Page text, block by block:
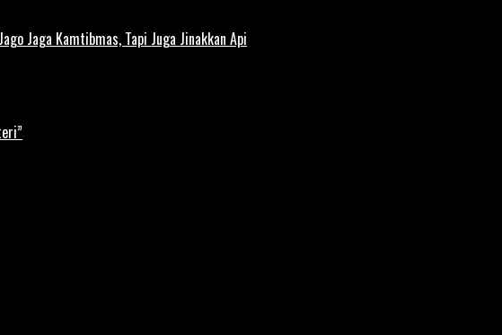
Jaga Kamtibmas, Tapi Juga Jinakkan Api